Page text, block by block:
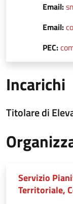
Email:
Email:
PEC:
Incarichi
Titolare di
Servizio
Territoriale,